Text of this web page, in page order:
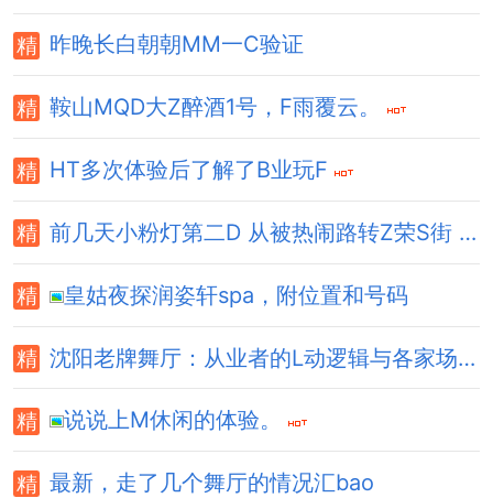
昨晚长白朝朝MM一C验证
鞍山MQD大Z醉酒1号，F雨覆云。
HT多次体验后了解了B业玩F
前几天小粉灯第二D 从被热闹路转Z荣S街 有惊喜！
皇姑夜探润姿轩spa，附位置和号码
沈阳老牌舞厅：从业者的L动逻辑与各家场子现状
说说上M休闲的体验。
最新，走了几个舞厅的情况汇bao